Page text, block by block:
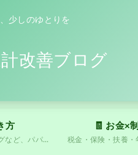
少しのゆとりを
改善ブログ
方
在宅ワーク・物販・ブログなど、パパママでも始めやすい副業を紹介します。
🧾 お金×